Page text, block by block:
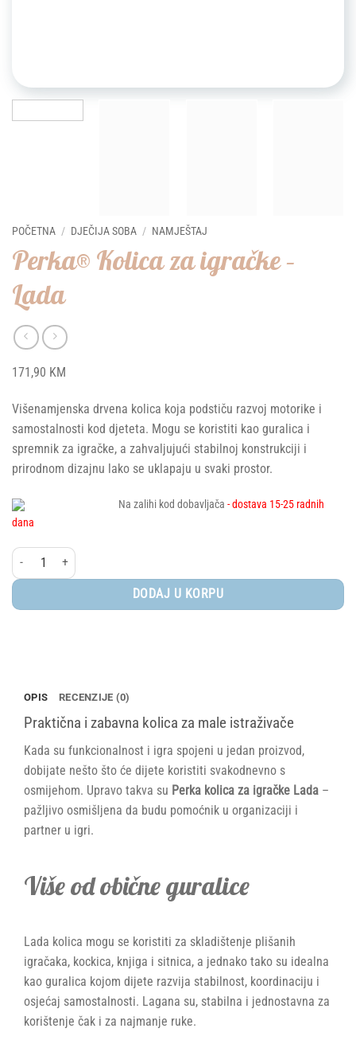
POČETNA / DJEČIJA SOBA / NAMJEŠTAJ
Perka® Kolica za igračke –
Lada
171,90 KM
Višenamjenska drvena kolica koja podstiču razvoj motorike i
samostalnosti kod djeteta. Mogu se koristiti kao guralica i
spremnik za igračke, a zahvaljujući stabilnoj konstrukciji i
prirodnom dizajnu lako se uklapaju u svaki prostor.
Na zalihi kod dobavljača - dostava 15-25 radnih
dana
Perka® Kolica za igračke - Lada količina
DODAJ U KORPU
OPIS RECENZIJE (0)
Praktična i zabavna kolica za male istraživače
Kada su funkcionalnost i igra spojeni u jedan proizvod,
dobijate nešto što će dijete koristiti svakodnevno s
osmijehom. Upravo takva su Perka kolica za igračke Lada –
pažljivo osmišljena da budu pomoćnik u organizaciji i
partner u igri.
Više od obične guralice
Lada kolica mogu se koristiti za skladištenje plišanih
igračaka, kockica, knjiga i sitnica, a jednako tako su idealna
kao guralica kojom dijete razvija stabilnost, koordinaciju i
osjećaj samostalnosti. Lagana su, stabilna i jednostavna za
korištenje čak i za najmanje ruke.